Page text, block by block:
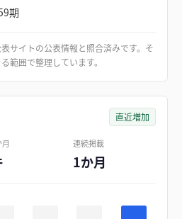
期
サイトの公表情報と照合済みです。そ
範囲で整理しています。
直近増加
連続掲載
1か月